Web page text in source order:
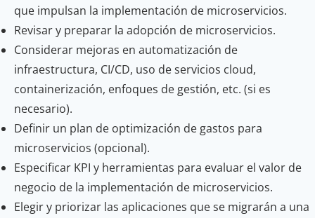
que impulsan la implementación de microservicios.
Revisar y preparar la adopción de microservicios.
Considerar mejoras en automatización de
infraestructura, CI/CD, uso de servicios cloud,
containerización, enfoques de gestión, etc. (si es
necesario).
Definir un plan de optimización de gastos para
microservicios (opcional).
Especificar KPI y herramientas para evaluar el valor de
negocio de la implementación de microservicios.
Elegir y priorizar las aplicaciones que se migrarán a una